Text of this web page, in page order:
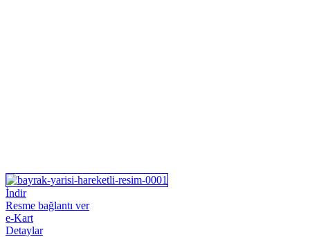
İndir
Resme bağlantı ver
e-Kart
Detaylar